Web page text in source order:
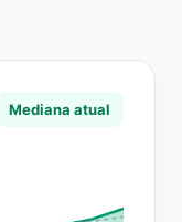
Mediana atual